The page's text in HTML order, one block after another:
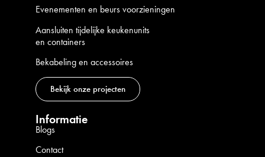
Evenementen en beurs voorzieningen
Aansluiten tijdelijke keukenunits
en containers
Bekabeling en accessoires
Bekijk onze projecten
Informatie
Blogs
Contact